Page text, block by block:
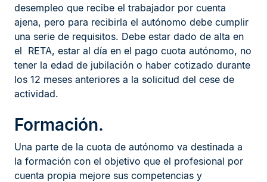
desempleo que recibe el trabajador por cuenta
ajena, pero para recibirla el autónomo debe cumplir
una serie de requisitos. Debe estar dado de alta en
el RETA, estar al día en el pago cuota autónomo, no
tener la edad de jubilación o haber cotizado durante
los 12 meses anteriores a la solicitud del cese de
actividad.
Formación.
Una parte de la cuota de autónomo va destinada a
la formación con el objetivo que el profesional por
cuenta propia mejore sus competencias y